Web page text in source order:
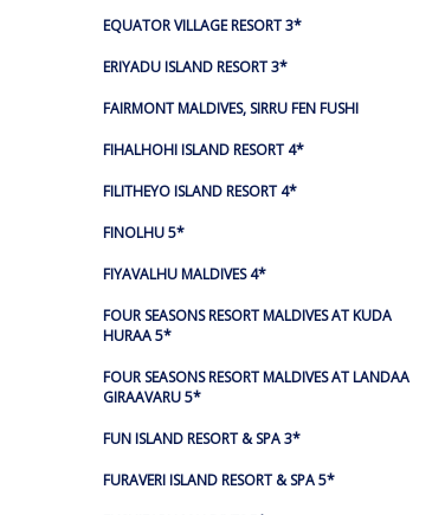
EQUATOR VILLAGE RESORT 3*
ERIYADU ISLAND RESORT 3*
FAIRMONT MALDIVES, SIRRU FEN FUSHI
FIHALHOHI ISLAND RESORT 4*
FILITHEYO ISLAND RESORT 4*
FINOLHU 5*
FIYAVALHU MALDIVES 4*
FOUR SEASONS RESORT MALDIVES AT KUDA
HURAA 5*
FOUR SEASONS RESORT MALDIVES AT LANDAA
GIRAAVARU 5*
FUN ISLAND RESORT & SPA 3*
FURAVERI ISLAND RESORT & SPA 5*